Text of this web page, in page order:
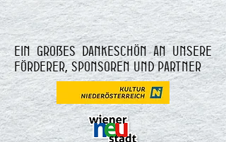
Ein großes Dankeschön an unsere
Förderer, Sponsoren und Partner